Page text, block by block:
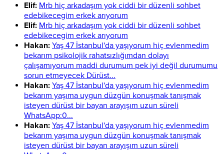
Elif: Mrb hiç arkadaşım yok ciddi bir düzenli sohbet
edebikecegim erkek arıyorum
Elif: Mrb hiç arkadaşım yok ciddi bir düzenli sohbet
edebikecegim erkek arıyorum
Hakan: Yaş 47 İstanbul'da yaşıyorum hiç evlenmedim
bekarım psikolojik rahatsızlığımdan dolayı
çalışamıyorum maddi durumum pek iyi değil durumumu
sorun etmeyecek Dürüst...
Hakan: Yaş 47 İstanbul'da yaşıyorum hiç evlenmedim
bekarım yaşıma uygun düzgün konuşmak tanışmak
isteyen dürüst bir bayan arayışım uzun süreli
WhatsApp:0...
Hakan: Yaş 47 İstanbul'da yaşıyorum hiç evlenmedim
bekarım yaşıma uygun düzgün konuşmak tanışmak
isteyen dürüst bir bayan arayışım uzun süreli